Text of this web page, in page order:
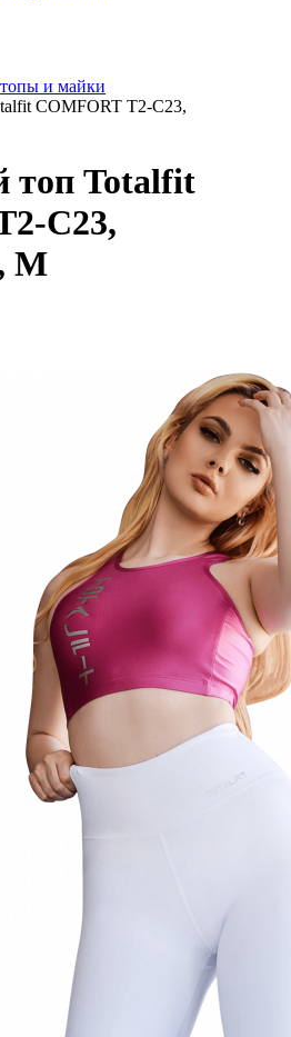
и майки
COMFORT T2-C23,
топ Totalfit
C23,
M